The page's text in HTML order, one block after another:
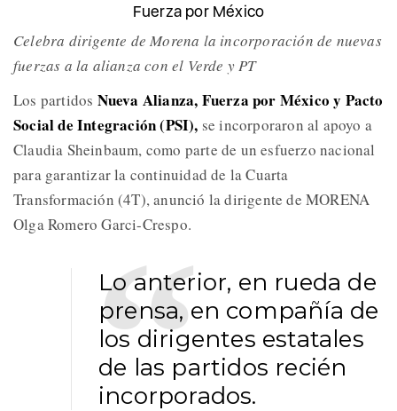
Fuerza por México
Celebra dirigente de Morena la incorporación de nuevas
fuerzas a la alianza con el Verde y PT
Los partidos Nueva Alianza, Fuerza por México y Pacto
Social de Integración (PSI), se incorporaron al apoyo a
Claudia Sheinbaum, como parte de un esfuerzo nacional
para garantizar la continuidad de la Cuarta
Transformación (4T), anunció la dirigente de MORENA
Olga Romero Garci-Crespo.
Lo anterior, en rueda de
prensa, en compañía de
los dirigentes estatales
de las partidos recién
incorporados.